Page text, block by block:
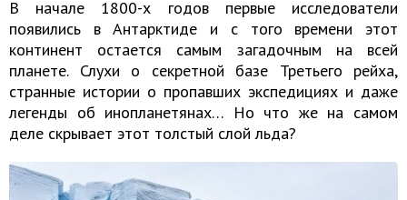
В начале 1800-х годов первые исследователи
появились в Антарктиде и с того времени этот
континент остается самым загадочным на всей
планете. Слухи о секретной базе Третьего рейха,
странные истории о пропавших экспедициях и даже
легенды об инопланетянах… Но что же на самом
деле скрывает этот толстый слой льда?